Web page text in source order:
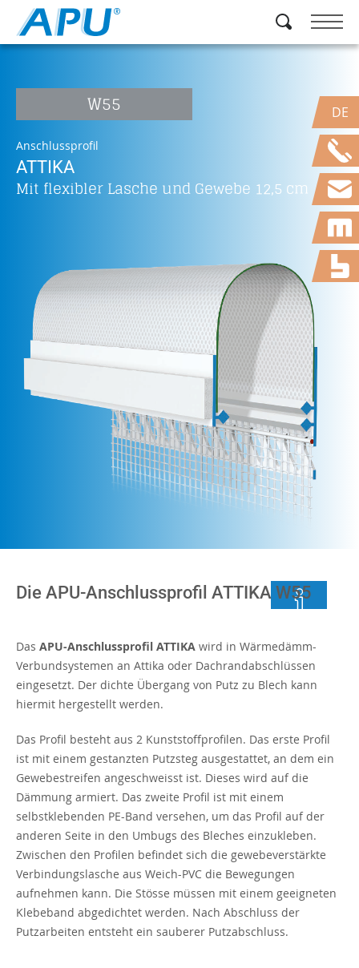
W55
Anschlussprofil
ATTIKA
Mit flexibler Lasche und Gewebe 12,5 cm
DE
Die APU-Anschlussprofil ATTIKA W55
Das APU-Anschlussprofil ATTIKA wird in Wärmedämm-
Verbundsystemen an Attika oder Dachrandabschlüssen
eingesetzt. Der dichte Übergang von Putz zu Blech kann
hiermit hergestellt werden.
Das Profil besteht aus 2 Kunststoffprofilen. Das erste Profil
ist mit einem gestanzten Putzsteg ausgestattet, an dem ein
Gewebestreifen angeschweisst ist. Dieses wird auf die
Dämmung armiert. Das zweite Profil ist mit einem
selbstklebenden PE-Band versehen, um das Profil auf der
anderen Seite in den Umbugs des Bleches einzukleben.
Zwischen den Profilen befindet sich die gewebeverstärkte
Verbindungslasche aus Weich-PVC die Bewegungen
aufnehmen kann. Die Stösse müssen mit einem geeigneten
Klebeband abgedichtet werden. Nach Abschluss der
Putzarbeiten entsteht ein sauberer Putzabschluss.